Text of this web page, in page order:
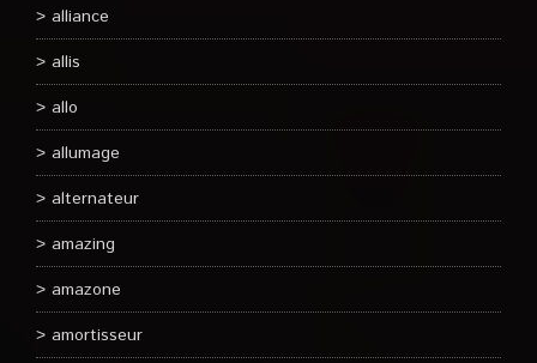
alliance
allis
allo
allumage
alternateur
amazing
amazone
amortisseur